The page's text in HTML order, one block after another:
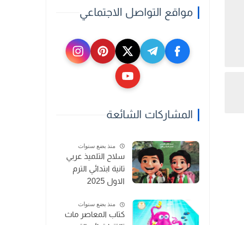
مواقع التواصل الاجتماعي
المشاركات الشائعة
منذ بضع سنوات
سلاح التلميذ عربي
تانية ابتدائي الترم
الاول 2025
منذ بضع سنوات
كتاب المعاصر ماث